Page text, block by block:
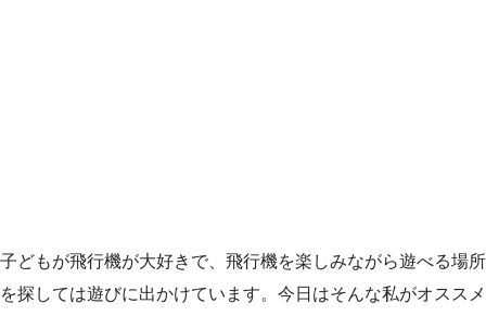
子どもが飛行機が大好きで、飛行機を楽しみながら遊べる場所
を探しては遊びに出かけています。今日はそんな私がオススメ